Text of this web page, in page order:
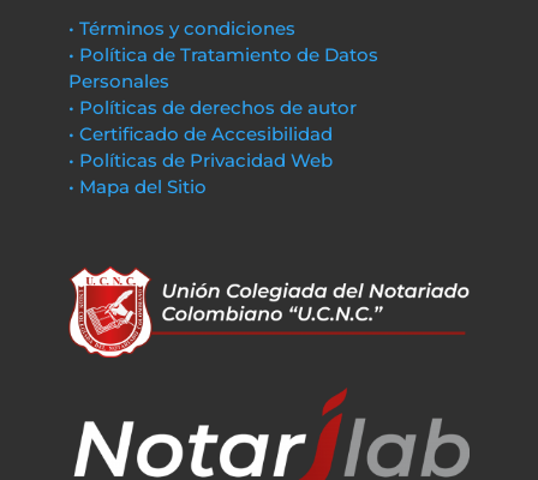
• Términos y condiciones
• Política de Tratamiento de Datos
Personales
• Políticas de derechos de autor
• Certificado de Accesibilidad
• Políticas de Privacidad Web
• Mapa del Sitio